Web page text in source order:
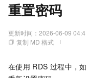
重置密码
更新时间： 2026-06-09
复制 MD 格式
在使用 RDS 过程中，